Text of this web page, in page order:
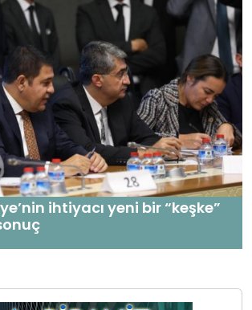
ihtiyacı yeni bir “keşke”